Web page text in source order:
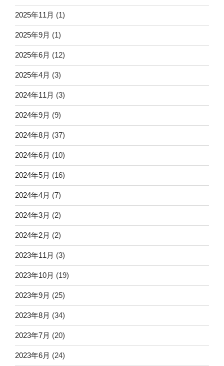
2025年11月 (1)
2025年9月 (1)
2025年6月 (12)
2025年4月 (3)
2024年11月 (3)
2024年9月 (9)
2024年8月 (37)
2024年6月 (10)
2024年5月 (16)
2024年4月 (7)
2024年3月 (2)
2024年2月 (2)
2023年11月 (3)
2023年10月 (19)
2023年9月 (25)
2023年8月 (34)
2023年7月 (20)
2023年6月 (24)